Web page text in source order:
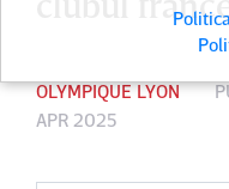
OLYMPIQUE LYON
APR 2025